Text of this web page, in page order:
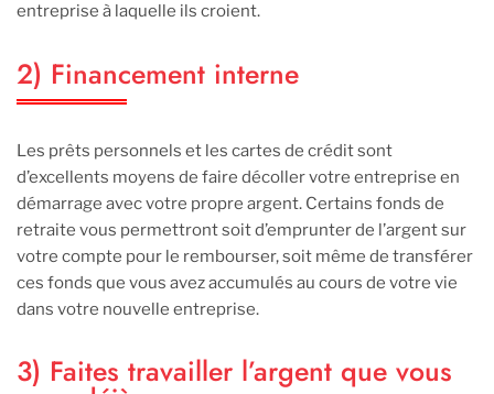
entreprise à laquelle ils croient.
2) Financement interne
Les prêts personnels et les cartes de crédit sont
d’excellents moyens de faire décoller votre entreprise en
démarrage avec votre propre argent. Certains fonds de
retraite vous permettront soit d’emprunter de l’argent sur
votre compte pour le rembourser, soit même de transférer
ces fonds que vous avez accumulés au cours de votre vie
dans votre nouvelle entreprise.
3) Faites travailler l’argent que vous